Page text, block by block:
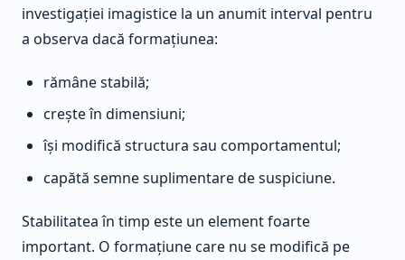
investigației imagistice la un anumit interval pentru
a observa dacă formațiunea:
rămâne stabilă;
crește în dimensiuni;
își modifică structura sau comportamentul;
capătă semne suplimentare de suspiciune.
Stabilitatea în timp este un element foarte
important. O formațiune care nu se modifică pe